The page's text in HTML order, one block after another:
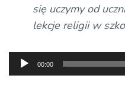
się uczymy od
lekcje religii w
Odtwarzacz
plików
00:00